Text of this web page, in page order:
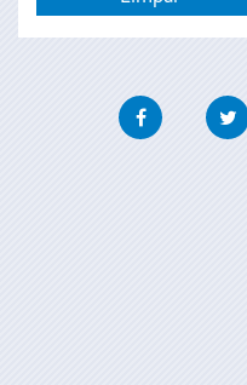
Facebook